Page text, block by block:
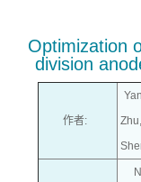
Optimization
division
作者: